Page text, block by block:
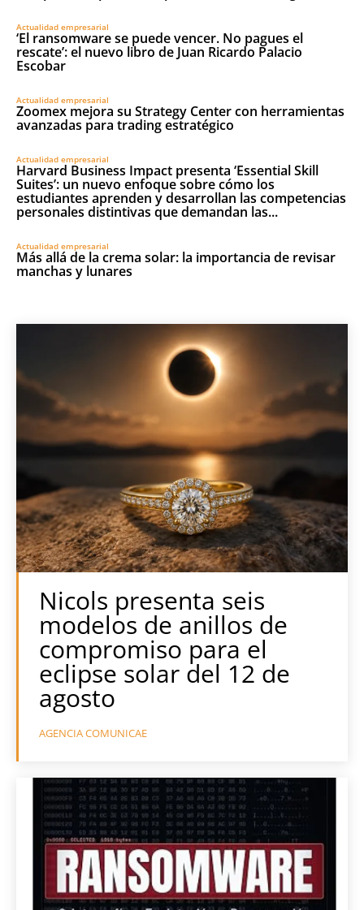
Actualidad empresarial
‘El ransomware se puede vencer. No pagues el
rescate’: el nuevo libro de Juan Ricardo Palacio
Escobar
Actualidad empresarial
Zoomex mejora su Strategy Center con herramientas
avanzadas para trading estratégico
Actualidad empresarial
Harvard Business Impact presenta ‘Essential Skill
Suites’: un nuevo enfoque sobre cómo los
estudiantes aprenden y desarrollan las competencias
personales distintivas que demandan las...
Actualidad empresarial
Más allá de la crema solar: la importancia de revisar
manchas y lunares
Nicols presenta seis
modelos de anillos de
compromiso para el
eclipse solar del 12 de
agosto
AGENCIA COMUNICAE